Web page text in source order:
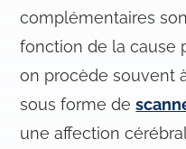
complémentaires
fonction de la cause
on procède souvent
sous forme de
une affection